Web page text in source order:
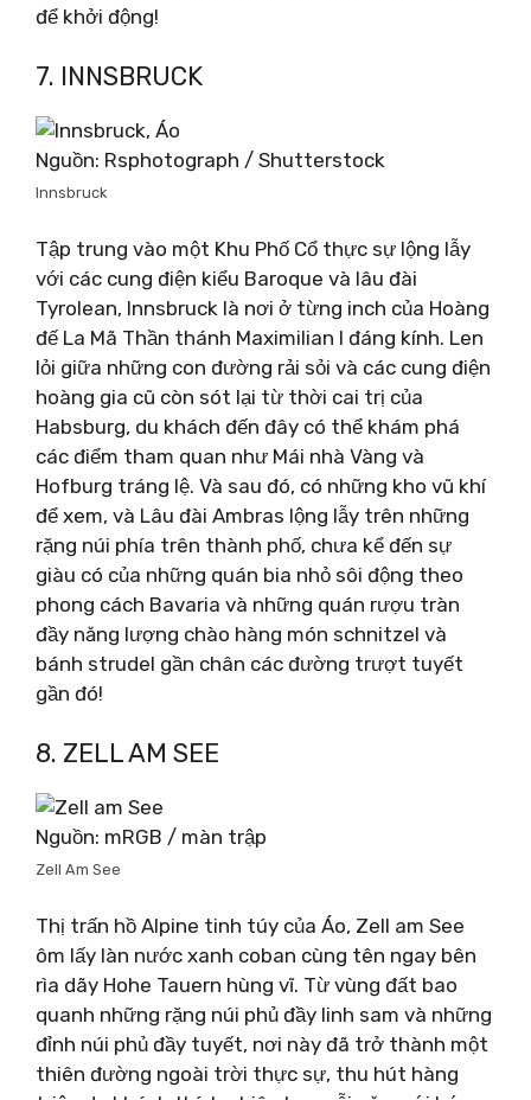
để khởi động!
7. INNSBRUCK
Nguồn: Rsphotograph / Shutterstock
Innsbruck
Tập trung vào một Khu Phố Cổ thực sự lộng lẫy
với các cung điện kiểu Baroque và lâu đài
Tyrolean, Innsbruck là nơi ở từng inch của Hoàng
đế La Mã Thần thánh Maximilian I đáng kính. Len
lỏi giữa những con đường rải sỏi và các cung điện
hoàng gia cũ còn sót lại từ thời cai trị của
Habsburg, du khách đến đây có thể khám phá
các điểm tham quan như Mái nhà Vàng và
Hofburg tráng lệ. Và sau đó, có những kho vũ khí
để xem, và Lâu đài Ambras lộng lẫy trên những
rặng núi phía trên thành phố, chưa kể đến sự
giàu có của những quán bia nhỏ sôi động theo
phong cách Bavaria và những quán rượu tràn
đầy năng lượng chào hàng món schnitzel và
bánh strudel gần chân các đường trượt tuyết
gần đó!
8. ZELL AM SEE
Nguồn: mRGB / màn trập
Zell Am See
Thị trấn hồ Alpine tinh túy của Áo, Zell am See
ôm lấy làn nước xanh coban cùng tên ngay bên
rìa dãy Hohe Tauern hùng vĩ. Từ vùng đất bao
quanh những rặng núi phủ đầy linh sam và những
đỉnh núi phủ đầy tuyết, nơi này đã trở thành một
thiên đường ngoài trời thực sự, thu hút hàng